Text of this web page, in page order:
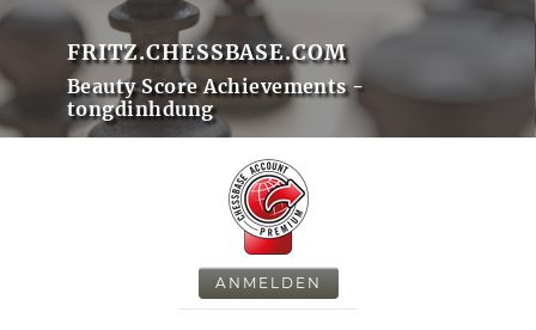
FRITZ.CHESSBASE.COM
Beauty Score Achievements -
tongdinhdung
ANMELDEN